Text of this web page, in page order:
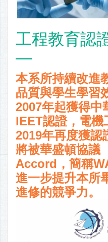
工程教育認
—
本系所持續改進
品質與學生學習
2007年起獲得中
IEET認證，電機
2019年再度獲認
將被華盛頓協議
Accord，簡稱
進一步提升本所
進修的競爭力。